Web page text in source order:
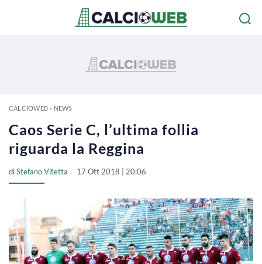
CALCIOWEB» NEWS
Caos Serie C, l’ultima follia
riguarda la Reggina
diStefano Vitetta 17 Ott 2018 | 20:06